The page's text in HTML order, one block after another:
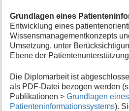
Grundlagen eines
Entwicklung eines
Wissensmanagementkonzepts
Umsetzung, unter
Ebene der
Die Diplomarbeit ist
als PDF-Datei bezogen werden
Publikationen >Grundlagen eines
Patienteninformationssystems).